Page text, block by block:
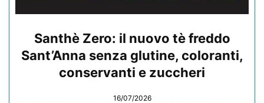
Santhè Zero: il nuovo tè freddo
Sant’Anna senza glutine, coloranti,
conservanti e zuccheri
16/07/2026